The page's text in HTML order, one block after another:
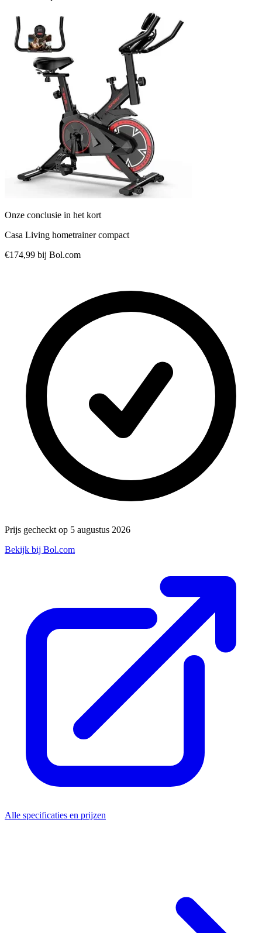
Onze conclusie in het kort
Casa Living hometrainer compact
€174,99 bij Bol.com
Prijs gecheckt op 5 augustus 2026
Bekijk bij Bol.com
Alle specificaties en prijzen